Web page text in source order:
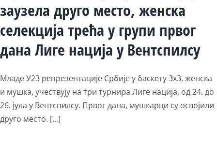
заузела друго место, женска
селекција трећа у групи првог
дана Лиге нација у Вентспилсу
Младе У23 репрезентације Србије у баскету 3х3, женска
и мушка, учествују на три турнира Лиге нација, од 24. до
26. јула у Вентспилсу. Првог дана, мушкарци су освојили
друго место. [...]